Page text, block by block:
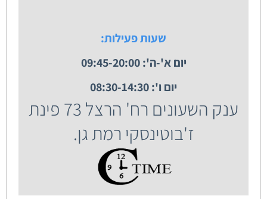
שעות פעילות:
יום א'-ה': 09:45-20:00
יום ו': 08:30-14:30
ענק השעונים רח' הרצל 73 פינת
ז'בוטינסקי רמת גן.